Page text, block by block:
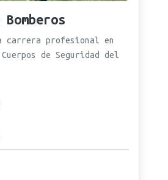
carrera profesional en
de Seguridad del